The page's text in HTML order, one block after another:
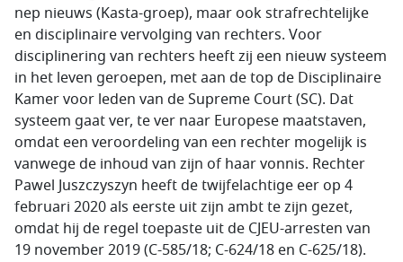
nep nieuws (Kasta-groep), maar ook strafrechtelijke
en disciplinaire vervolging van rechters. Voor
disciplinering van rechters heeft zij een nieuw systeem
in het leven geroepen, met aan de top de Disciplinaire
Kamer voor leden van de Supreme Court (SC). Dat
systeem gaat ver, te ver naar Europese maatstaven,
omdat een veroordeling van een rechter mogelijk is
vanwege de inhoud van zijn of haar vonnis. Rechter
Pawel Juszczyszyn heeft de twijfelachtige eer op 4
februari 2020 als eerste uit zijn ambt te zijn gezet,
omdat hij de regel toepaste uit de CJEU-arresten van
19 november 2019 (C-585/18; C-624/18 en C-625/18).